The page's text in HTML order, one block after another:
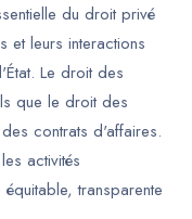
du droit privé
et leurs interactions
Le droit des
que le droit des
contrats d'affaires.
activités
transparente